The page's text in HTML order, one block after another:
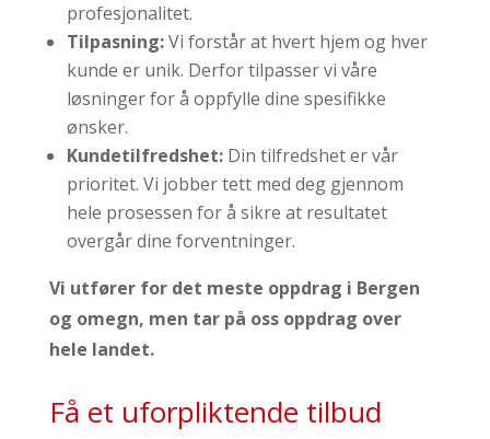
profesjonalitet.
Tilpasning:Vi forstår at hvert hjem og hver
kunde er unik. Derfor tilpasser vi våre
løsninger for å oppfylle dine spesifikke
ønsker.
Kundetilfredshet:Din tilfredshet er vår
prioritet. Vi jobber tett med deg gjennom
hele prosessen for å sikre at resultatet
overgår dine forventninger.
Vi utfører for det meste oppdrag i Bergen
og omegn, men tar på oss oppdrag over
hele landet.
Få et uforpliktende tilbud